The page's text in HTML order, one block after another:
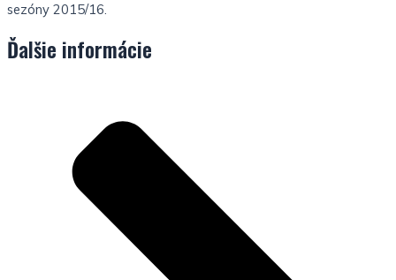
sezóny 2015/16.
Ďalšie informácie